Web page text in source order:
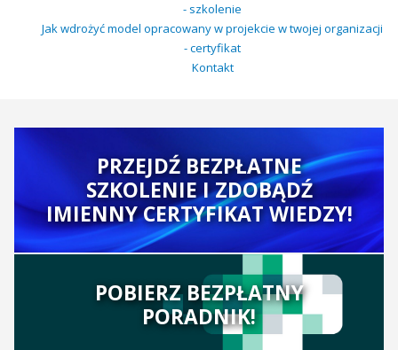
- szkolenie
Jak wdrożyć model opracowany w projekcie w twojej organizacji
- certyfikat
Kontakt
PRZEJDŹ BEZPŁATNE
SZKOLENIE I ZDOBĄDŹ
IMIENNY CERTYFIKAT WIEDZY!
POBIERZ BEZPŁATNY
PORADNIK!